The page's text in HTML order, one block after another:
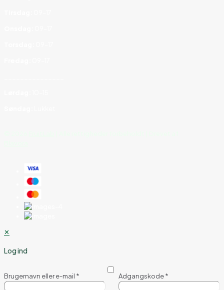
✕
Log ind
Brugernavn eller e-mail * Adgangskode*